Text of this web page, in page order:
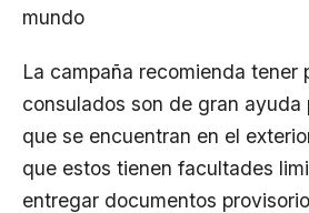
mundo
La campaña recomienda tener
consulados son de gran ayuda
que se encuentran en el
que estos tienen facultades
entregar documentos